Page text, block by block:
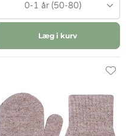
0-1 år (50-80)
Læg i kurv